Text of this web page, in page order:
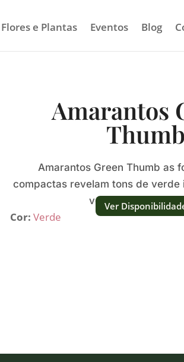
Flores e Plantas Eventos Blog
Amarantos
Thumb
Amarantos Green Thumb as
compactas revelam tons de verde
vertical e textura
Cor: Verde
Ver